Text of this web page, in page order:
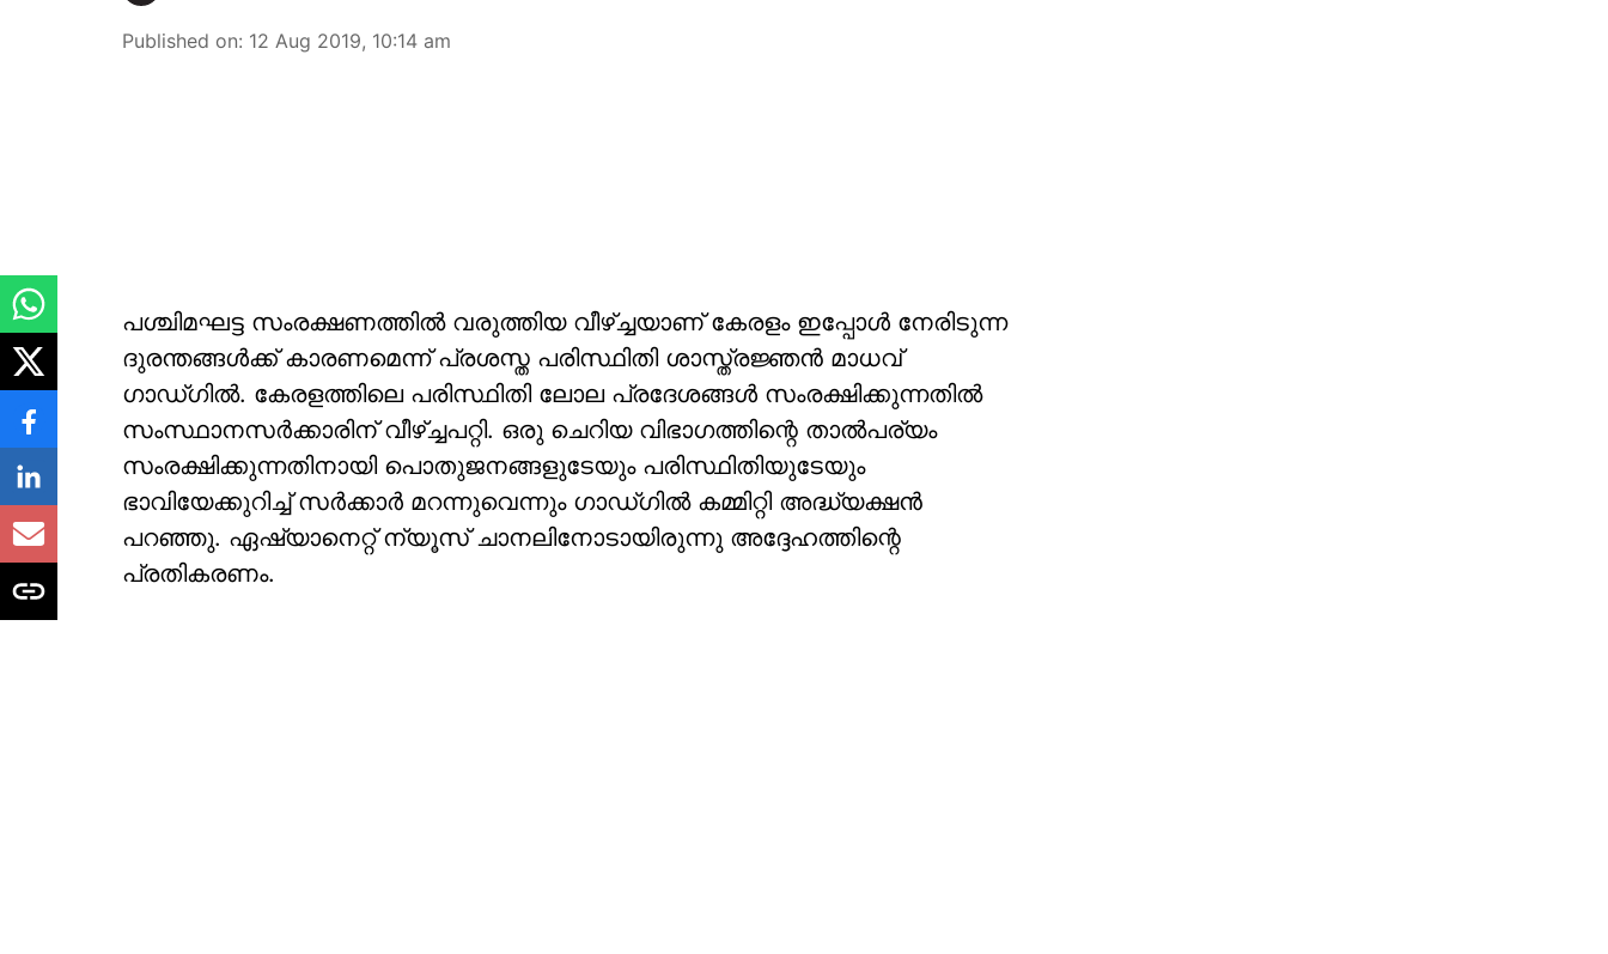
Published on: 12 Aug 2019, 10:14 am
പശ്ചിമഘട്ട സംരക്ഷണത്തില്‍ വരുത്തിയ വീഴ്ച്ചയാണ് കേരളം ഇപ്പോള്‍ നേരിടുന്ന
ദുരന്തങ്ങള്‍ക്ക് കാരണമെന്ന് പ്രശസ്ത പരിസ്ഥിതി ശാസ്ത്രജ്ഞന്‍ മാധവ്
ഗാഡ്ഗില്‍. കേരളത്തിലെ പരിസ്ഥിതി ലോല പ്രദേശങ്ങള്‍ സംരക്ഷിക്കുന്നതില്‍
സംസ്ഥാനസര്‍ക്കാരിന് വീഴ്ച്ചപറ്റി. ഒരു ചെറിയ വിഭാഗത്തിന്റെ താല്‍പര്യം
സംരക്ഷിക്കുന്നതിനായി പൊതുജനങ്ങളുടേയും പരിസ്ഥിതിയുടേയും
ഭാവിയേക്കുറിച്ച് സര്‍ക്കാര്‍ മറന്നുവെന്നും ഗാഡ്ഗില്‍ കമ്മിറ്റി അദ്ധ്യക്ഷന്‍
പറഞ്ഞു. ഏഷ്യാനെറ്റ് ന്യൂസ് ചാനലിനോടായിരുന്നു അദ്ദേഹത്തിന്റെ
പ്രതികരണം.